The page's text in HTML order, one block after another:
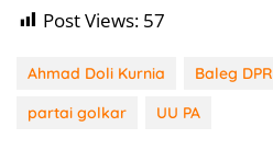
Post Views: 57
Ahmad Doli Kurnia Baleg DPR
partai golkar
UU PA